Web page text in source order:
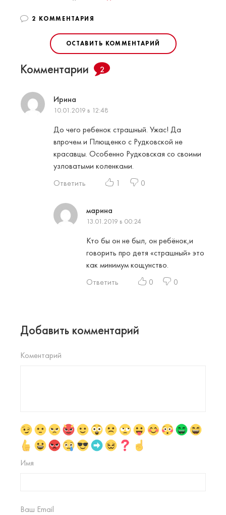
2 КОММЕНТАРИЯ
ОСТАВИТЬ КОММЕНТАРИЙ
Комментарии 2
Ирина
10.01.2019 в 12:48
До чего ребенок страшный. Ужас! Да
впрочем и Плющенко с Рудковской не
красавцы. Особенно Рудковская со своими
узловатыми коленками.
Ответить
1 0
марина
13.01.2019 в 00:24
Кто бы он не был, он ребёнок,и
говорить про детя «страшный» это
как минимум кощунство.
Ответить
0 0
Добавить комментарий
Коментарий
Имя
Ваш Email